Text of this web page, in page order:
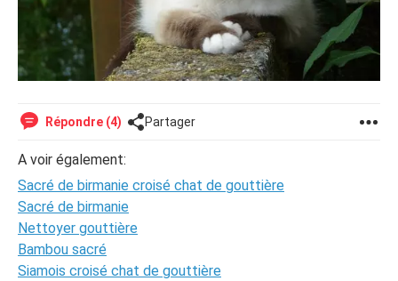
Répondre (4) Partager
A voir également:
Sacré de birmanie croisé chat de gouttière
Sacré de birmanie
Nettoyer gouttière
Bambou sacré
Siamois croisé chat de gouttière